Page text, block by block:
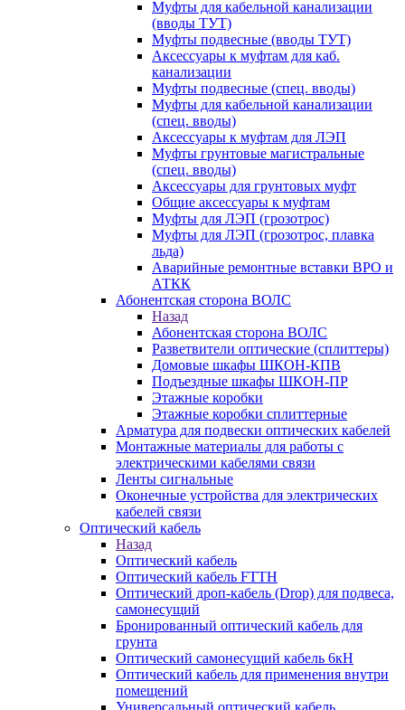
Муфты для кабельной канализации
(вводы ТУТ)
Муфты подвесные (вводы ТУТ)
Аксессуары к муфтам для каб.
канализации
Муфты подвесные (спец. вводы)
Муфты для кабельной канализации
(спец. вводы)
Аксессуары к муфтам для ЛЭП
Муфты грунтовые магистральные
(спец. вводы)
Аксессуары для грунтовых муфт
Общие аксессуары к муфтам
Муфты для ЛЭП (грозотрос)
Муфты для ЛЭП (грозотрос, плавка
льда)
Аварийные ремонтные вставки ВРО и
АТКК
Абонентская сторона ВОЛС
Назад
Абонентская сторона ВОЛС
Разветвители оптические (сплиттеры)
Домовые шкафы ШКОН-КПВ
Подъездные шкафы ШКОН-ПР
Этажные коробки
Этажные коробки сплиттерные
Арматура для подвески оптических кабелей
Монтажные материалы для работы с
электрическими кабелями связи
Ленты сигнальные
Оконечные устройства для электрических
кабелей связи
Оптический кабель
Назад
Оптический кабель
Оптический кабель FTTH
Оптический дроп-кабель (Drop) для подвеса,
самонесущий
Бронированный оптический кабель для
грунта
Оптический самонесущий кабель 6кН
Оптический кабель для применения внутри
помещений
Универсальный оптический кабель